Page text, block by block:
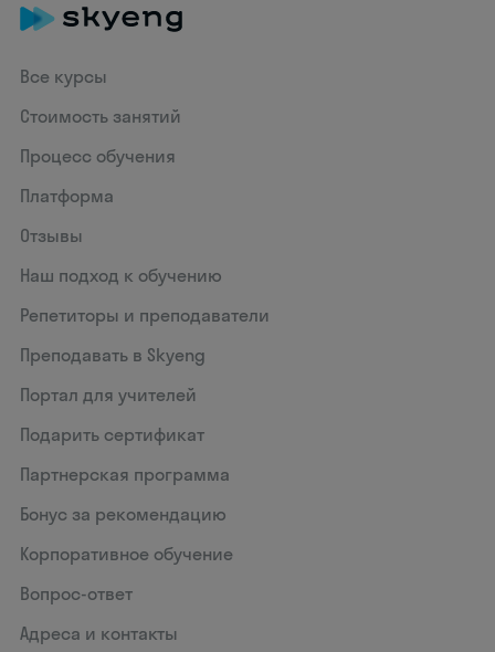
Все курсы
Стоимость занятий
Процесс обучения
Платформа
Отзывы
Наш подход к обучению
Репетиторы и преподаватели
Преподавать в Skyeng
Портал для учителей
Подарить сертификат
Партнерская программа
Бонус за рекомендацию
Корпоративное обучение
Вопрос-ответ
Адреса и контакты